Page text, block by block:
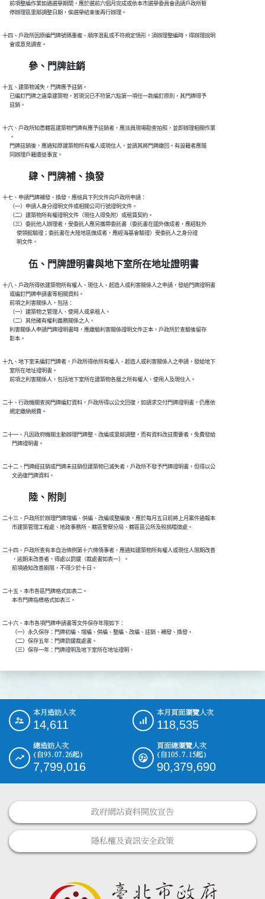
      前項整編作業如遇選舉期間，應於選前六個月完成或依本市選舉委員會函請戶政所暫
      停辦理區里鄰調整日期，俟選舉結束後再行辦理。
十四、戶政所因原編門牌號碼重複、順序混亂或不符規定情形，須辦理整編時，得辦理說明
      會或意見調查。
參、門牌註銷
十五、建築物滅失，門牌應予註銷。
      已編釘門牌之違章建築物，若現況已不符第六點第一項任一款編釘原則，其門牌得予
      註銷。
十六、戶政所知悉轄區建築物門牌有應予註銷者，應派員現場勘查拍照，並即辦理相關作業
      。
      門牌註銷後，應通知原建築物所有權人或現住人，並請其將門牌繳回。有設籍者應隨
      同辦理戶籍遷徙事宜。
肆、門牌補、換發
十七、申請門牌補發、換發，應檢具下列文件向戶政所申請：
      （一）申請人身分證明文件或相關公司行號證明文件。
      （二）建築物所有權證明文件（現住人得免附）或租賃契約。
      （三）委託他人辦理者，受委託人應另攜帶委託書（委託書在國外做成者，應經駐外
            使領館驗證；委託書在大陸地區做成者，應經海基會驗證）受委託人之身分證
            明文件。
伍、門牌證明書與地下室所在地址證明書
十八、戶政所得依建築物所有權人、現住人、起造人或利害關係人之申請，發給門牌證明書
      或編釘門牌申請書等相關資料。
      前項之利害關係人，包括：
      （一）建築物之管理人、使用人或承租人。
      （二）其他確有權利義務關係之人。
      利害關係人申請門牌證明書時，應繳驗利害關係證明文件正本，戶政所於查驗後留存
      影本。
十九、地下室未編釘門牌者，戶政所得依所有權人、起造人或利害關係人之申請，發給地下
      室所在地址證明書。
      前項之利害關係人，包括地下室所在建築物各層之所有權人、使用人及現住人。
二十、行政機關查詢門牌編釘資料，戶政所得以公文回復，如請求交付門牌證明書，仍應依
      規定繳納規費。
二十一、凡因政府機關主動辦理門牌整、改編或里鄰調整，而有資料改註需要者，免費發給
        門牌證明書。
二十二、門牌經註銷或門牌未註銷但建築物已滅失者，戶政所不發予門牌證明書，但得以公
        文函復門牌資料。
陸、附則
二十三、戶政所於辦理門牌增編、併編、改編或整編後，應於每月五日前將上月案件通報本
        市建築管理工程處、地政事務所、轄區警察分局、轄區區公所及稅捐稽徵處。
二十四、戶政所查有本自治條例第十六條情事者，應通知建築物所有權人或現住人限期改善
        ，逾期未改善者，得處以罰鍰（裁處書如表一）。
        前項通知改善期限，不得少於十日。
二十五、本市各區門牌格式如表二。
        本市門牌指標格式如表三。
二十六、本市各項門牌申請書等文件保存年限如下：
        （一）永久保存：門牌初編、增編、併編、整編、改編、註銷、補發、換發。
        （二）保存五年：門牌罰鍰裁處書。
        （三）保存一年：門牌證明及地下室所在地址證明。
::: 本月造訪人次
14,611
本月頁面瀏覽人次
118,535
總造訪人次
(自93.07.26起)
7,799,016
頁面總瀏覽人次
(自105.7.15起)
90,379,690
政府網站資料開放宣告
隱私權及資訊安全政策